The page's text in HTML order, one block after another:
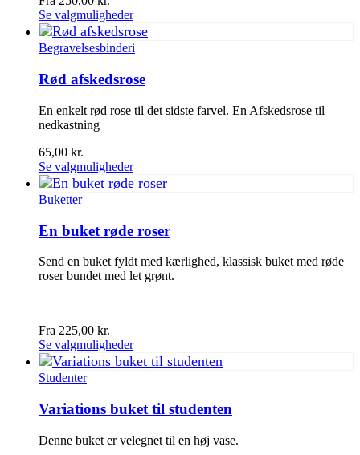
Se valgmulighederDette
vare
har
flere
Mulighederne
vælges
Begravelsesbinderi
Rød afskedsrose
En enkelt rød rose til det sidste farvel. En Afskedsrose til
nedkastning
65,00 kr.
Se valgmuligheder
Buketter
En buket røde roser
Send en buket fyldt med kærlighed, klassisk buket med røde
roser bundet med let grønt.
Fra 225,00 kr.
Se valgmulighederDette
vare
varianter.
Mulighederne
vælges
Studenter
Variations buket til studenten
Denne buket er velegnet til en høj vase.